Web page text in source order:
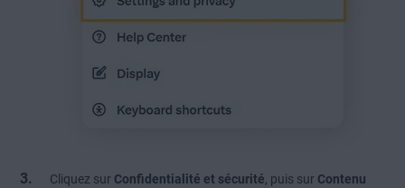
Cliquez sur Confidentialité et sécurité, puis sur Contenu